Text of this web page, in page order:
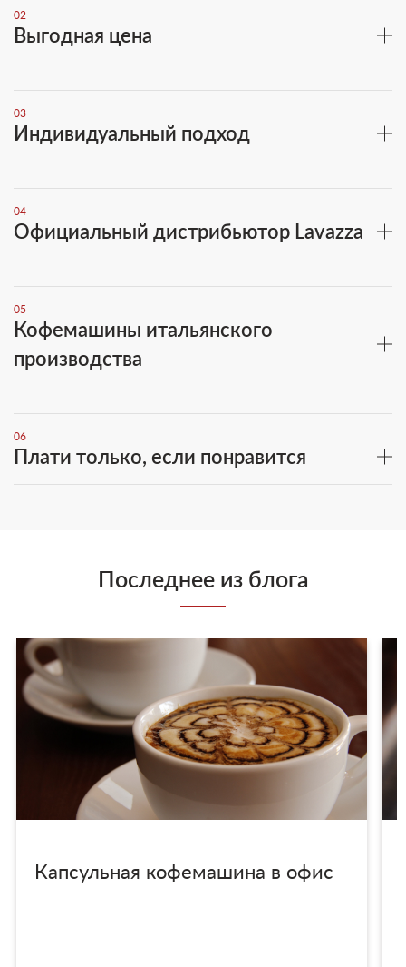
02
Выгодная цена
03
Индивидуальный подход
04
Официальный дистрибьютор Lavazza
05
Кофемашины итальянского
производства
06
Плати только, если понравится
Последнее из блога
Капсульная кофемашина в офис